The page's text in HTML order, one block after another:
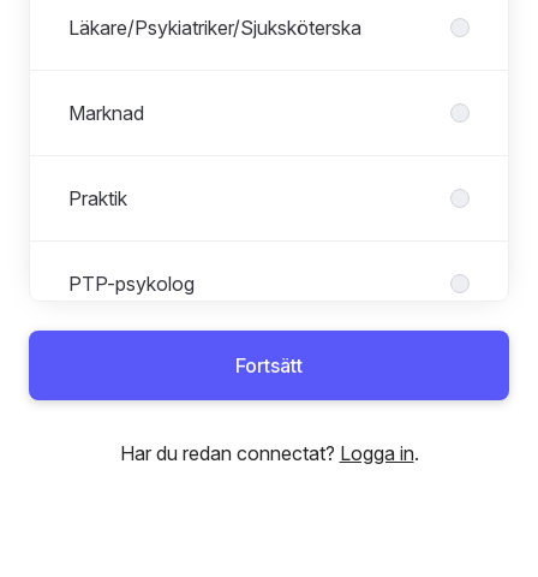
Läkare/Psykiatriker/Sjuksköterska
Marknad
Praktik
PTP-psykolog
Verksamhet
Fortsätt
Har du redan connectat? Logga in.